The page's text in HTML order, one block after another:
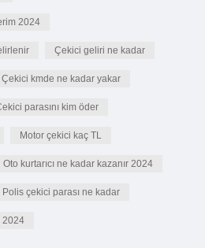
2024
Çekici geliri ne kadar
Çekici kmde ne kadar yakar
parasını kim öder
Motor çekici kaç TL
Oto kurtarıcı ne kadar kazanır 2024
Polis çekici parası ne kadar
2024